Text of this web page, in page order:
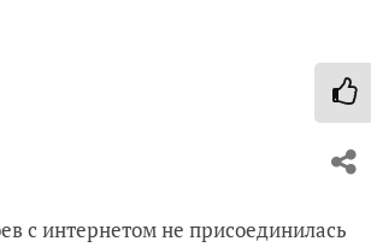
с интернетом не присоединилась